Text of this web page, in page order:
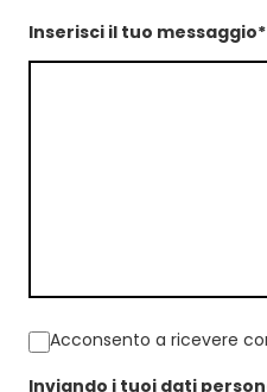
Inserisci il tuo messaggio*
Acconsento a ricevere
Inviando i tuoi dati